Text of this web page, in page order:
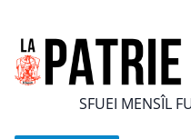
SFUEI MENSÎL